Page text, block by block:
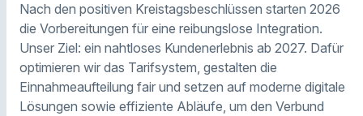
Nach den positiven Kreistagsbeschlüssen starten 2026
die Vorbereitungen für eine reibungslose Integration.
Unser Ziel: ein nahtloses Kundenerlebnis ab 2027. Dafür
optimieren wir das Tarifsystem, gestalten die
Einnahmeaufteilung fair und setzen auf moderne digitale
Lösungen sowie effiziente Abläufe, um den Verbund